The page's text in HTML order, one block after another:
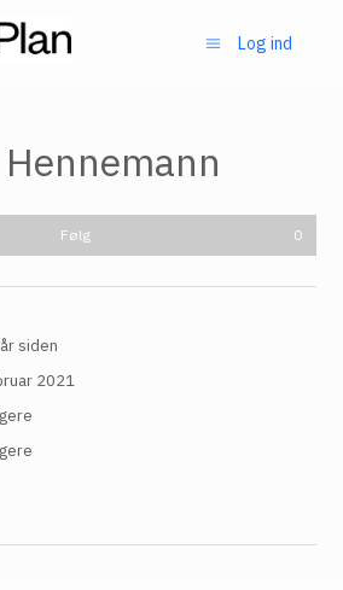
Log ind
Følg
siden
2021